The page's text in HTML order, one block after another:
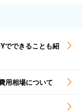
でできることも紹
用相場について